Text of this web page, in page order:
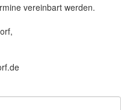
vereinbart werden.